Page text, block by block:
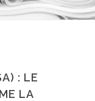
: LE
LA